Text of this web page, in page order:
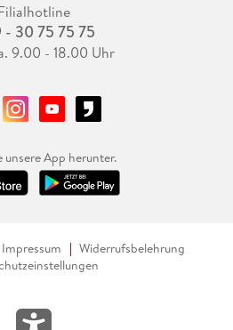
30 75 75 75
9.00 - 18.00 Uhr
unsere App herunter.
Impressum
Widerrufsbelehrung